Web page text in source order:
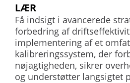
LÆR
Få indsigt i avancerede
forbedring af
implementering af et
kalibreringssystem, der
nøjagtigheden, sikrer
og understøtter langsigtet